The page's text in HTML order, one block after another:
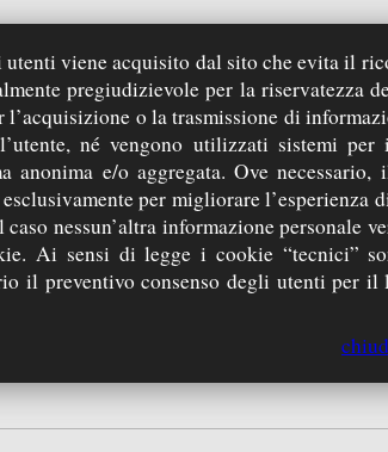
Statuto
e il crescere della Comunità da lui fondata che si
e coordinatore della Casa del Giovane. Precisò
la crescita umana e cristiana di quanti
utenti viene acquisito dal sito che evita il
pregiudizievole per la riservatezza
o la trasmissione di
né vengono utilizzati sistemi per
anonima e/o aggregata. Ove necessario,
per migliorare l’esperienza
nessun’altra informazione personale
Ai sensi di legge i cookie “tecnici”
il preventivo consenso degli utenti per